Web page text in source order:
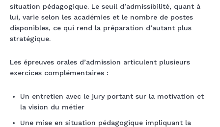
situation pédagogique. Le seuil d’admissibilité, quant à
lui, varie selon les académies et le nombre de postes
disponibles, ce qui rend la préparation d’autant plus
stratégique.
Les épreuves orales d’admission articulent plusieurs
exercices complémentaires :
Un entretien avec le jury portant sur la motivation et
la vision du métier
Une mise en situation pédagogique impliquant la